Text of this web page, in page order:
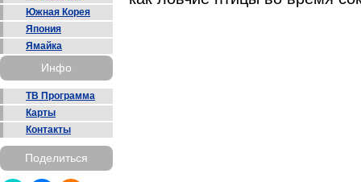
Южная Корея
Япония
Ямайка
Инфо
ТВ Программа
Карты
Контакты
Поделиться